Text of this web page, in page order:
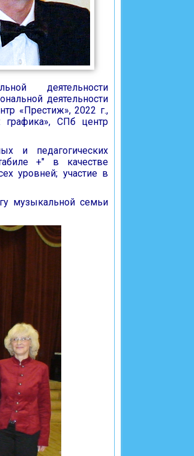
деятельности
деятельности
«Престиж», 2022 г.,
графика», СПб центр
и педагогических
+" в качестве
уровней; участие в
музыкальной семьи